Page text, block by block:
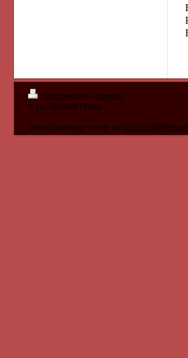
Druckversion
Sitemap
© Landgasthof Probst
Diese Homepage wurde mit IONOS MyWebsite